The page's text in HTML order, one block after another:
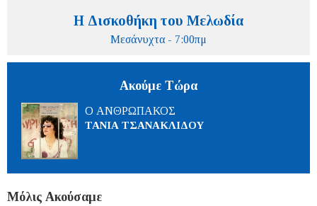
Η Δισκοθήκη του Μελωδία
Μεσάνυχτα - 7:00πμ
Ακούμε Τώρα
Ο ΑΝΘΡΩΠΑΚΟΣ
ΤΑΝΙΑ ΤΣΑΝΑΚΛΙΔΟΥ
Μόλις Ακούσαμε